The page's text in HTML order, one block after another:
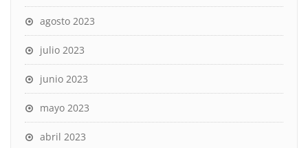
agosto 2023
julio 2023
junio 2023
mayo 2023
abril 2023